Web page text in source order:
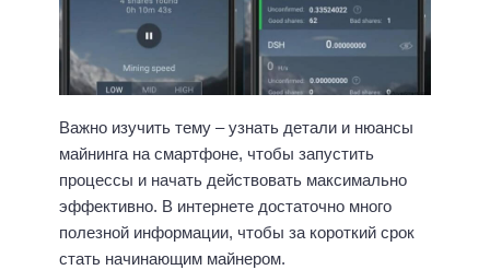
Важно изучить тему – узнать детали и нюансы
майнинга на смартфоне, чтобы запустить
процессы и начать действовать максимально
эффективно. В интернете достаточно много
полезной информации, чтобы за короткий срок
стать начинающим майнером.